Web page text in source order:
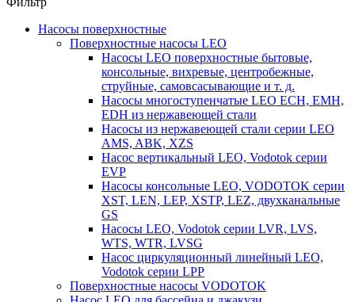
Насосы поверхностные
Поверхностные насосы LEO
Насосы LEO поверхностные бытовые,
консольные, вихревые, центробежные,
струйные, самовсасывающие и т. д.
Насосы многоступенчатые LEO ECH, EMH,
EDH из нержавеющей стали
Насосы из нержавеющей стали серии LEO
AMS, ABK, XZS
Насос вертикальный LEO, Vodotok серии
EVP
Насосы консольные LEO, VODOTOK серии
XST, LEN, LEP, XSTP, LEZ, двухканальные
GS
Насосы LEO, Vodotok серии LVR, LVS,
WTS, WTR, LVSG
Насос циркуляционный линейный LEO,
Vodotok серии LPP
Поверхностные насосы VODOTOK